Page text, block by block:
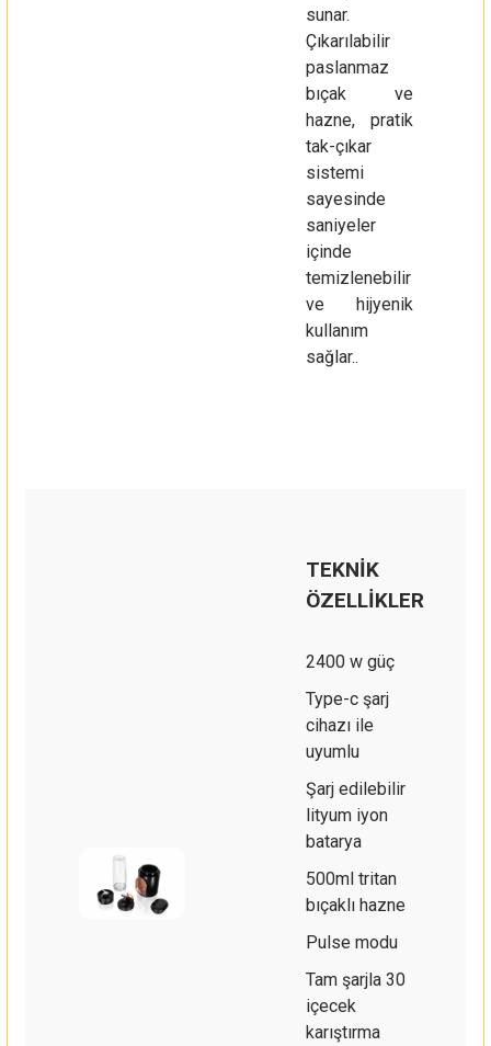
sunar.
Çıkarılabilir
paslanmaz
bıçak ve
hazne, pratik
tak-çıkar
sistemi
sayesinde
saniyeler
içinde
temizlenebilir
ve hijyenik
kullanım
sağlar..
TEKNİK
ÖZELLİKLER
2400 w güç
Type-c şarj
cihazı ile
uyumlu
Şarj edilebilir
lityum iyon
batarya
500ml tritan
bıçaklı hazne
Pulse modu
Tam şarjla 30
içecek
karıştırma